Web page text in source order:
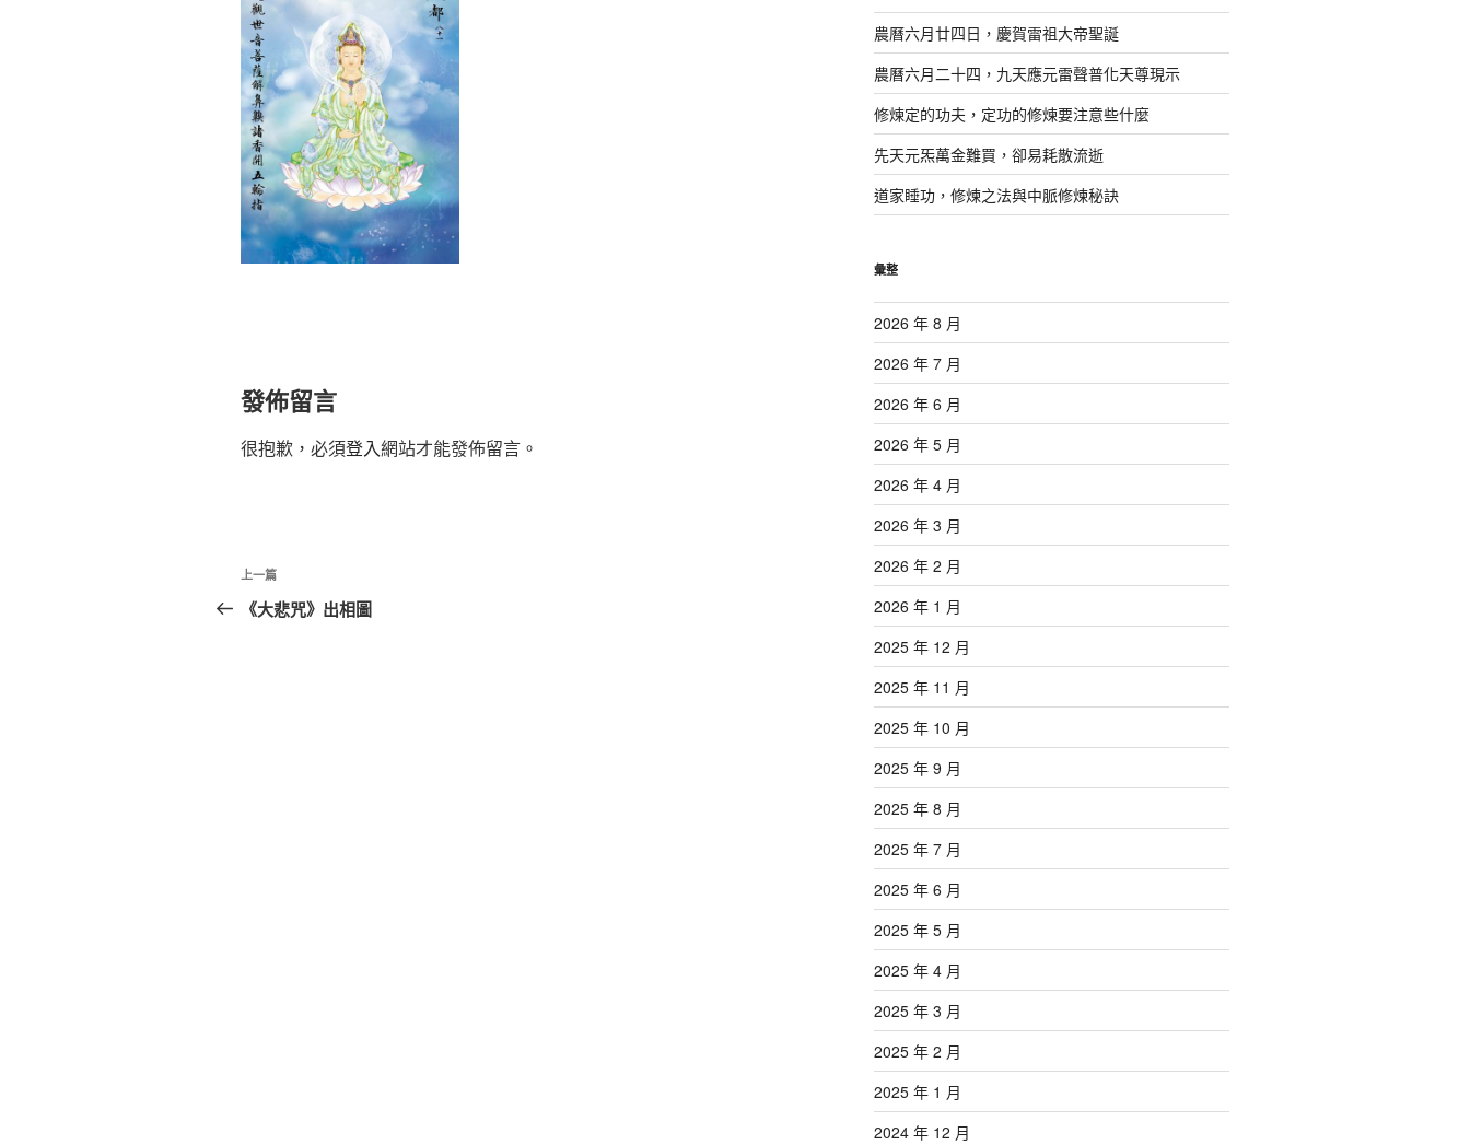
發佈留言
很抱歉，必須登入網站才能發佈留言。
文
章
上
一
上一篇
《大悲咒》出相圖
農曆六月廿四日，慶賀雷祖大帝聖誕
農曆六月二十四，九天應元雷聲普化天尊現示
修煉定的功夫，定功的修煉要注意些什麼
先天元炁萬金難買，卻易耗散流逝
道家睡功，修煉之法與中脈修煉秘訣
彙整
2026 年 8 月
2026 年 7 月
2026 年 6 月
2026 年 5 月
2026 年 4 月
2026 年 3 月
2026 年 2 月
2026 年 1 月
2025 年 12 月
2025 年 11 月
2025 年 10 月
2025 年 9 月
2025 年 8 月
2025 年 7 月
2025 年 6 月
2025 年 5 月
2025 年 4 月
2025 年 3 月
2025 年 2 月
2025 年 1 月
2024 年 12 月